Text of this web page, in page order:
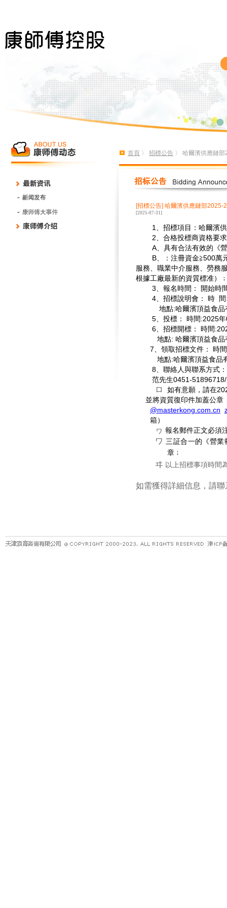
首頁 〉 招標公告 〉 哈爾濱供應鏈
[招標公告] 哈爾濱供應鏈部2025-
[2025-07-31]
1 、招標項目： 哈爾濱
2 、合格投標商資格要
A 、具有合法有效的《
B
：注冊資金≧500
服務、職業中介服務、勞務
根據工廠最新的資質標准）
3 、報名時間： 開始時
4 、招標說明會： 時 間
地點:哈爾濱頂益食品
5 、投標： 時間:2025年
6 、招標開標： 時間
地點: 哈爾濱頂益食品
7 、領取招標文件： 時間
地點:哈爾濱頂益食品
8 、聯絡人與聯系方式：
范先生0451-51896718/
ロ 如有意願，請在
並將資質復印件加蓋公章
@masterkong.com.cn
箱）
ヮ 報名郵件正文必須
ワ 三証合一的《營
章﹔
ヰ 以上招標事項時間
如需獲得詳細信息，請聯